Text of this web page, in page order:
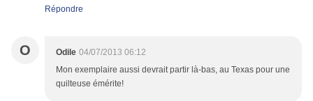
Répondre
O Odile 04/07/2013 06:12
Mon exemplaire aussi devrait partir là-bas, au Texas pour une
quilteuse émérite!